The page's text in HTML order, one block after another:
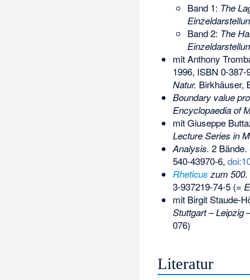
Band 1: The
Band 2: The
mit Anthony
1996, ISBN 0-387-
Natur. Birkhäuser,
Boundary value
Encyclopaedia of
mit Giuseppe
Lecture Series in
Analysis. 2 Bände.
540-43970-6,
Rheticus zum
3-937219-74-5(=
mit Birgit Staude-
Stuttgart – Leipzig
076)
Literatur